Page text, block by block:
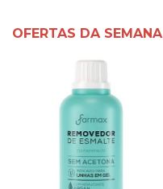
OFERTAS DA SEMANA